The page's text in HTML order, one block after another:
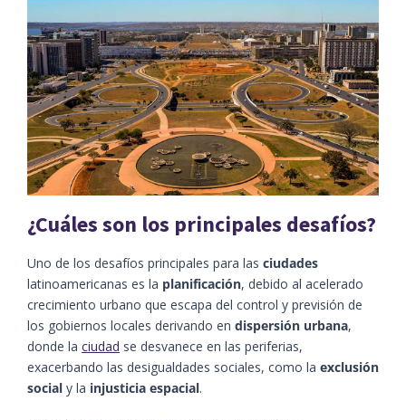
¿Cuáles son los principales desafíos?
Uno de los desafíos principales para las ciudades
latinoamericanas es la planificación, debido al acelerado
crecimiento urbano que escapa del control y previsión de
los gobiernos locales derivando en dispersión urbana,
donde la ciudad se desvanece en las periferias,
exacerbando las desigualdades sociales, como la exclusión
social y la injusticia espacial.